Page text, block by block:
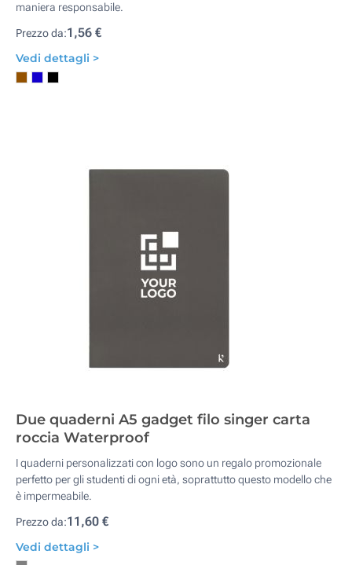
maniera responsabile.
Prezzo da:1,56 €
Vedi dettagli >
Due quaderni A5 gadget filo singer carta
roccia Waterproof
I quaderni personalizzati con logo sono un regalo promozionale
perfetto per gli studenti di ogni età, soprattutto questo modello che
è impermeabile.
Prezzo da:11,60 €
Vedi dettagli >